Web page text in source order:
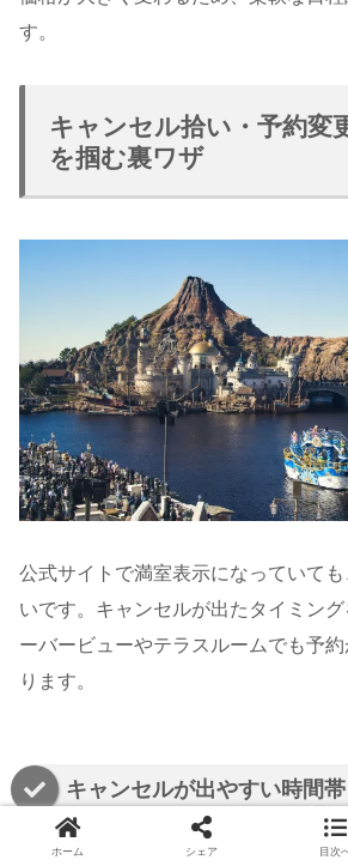
す。
キャンセル拾い・予約変
を掴む裏ワザ
公式サイトで満室表示になっていて
いです。キャンセルが出たタイミン
ーバービューやテラスルームでも予
ります。
キャンセルが出やすい時間
ホーム シェア 目次